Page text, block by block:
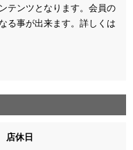
テンツとなります。会員の
る事が出来ます。詳しくは
店休日